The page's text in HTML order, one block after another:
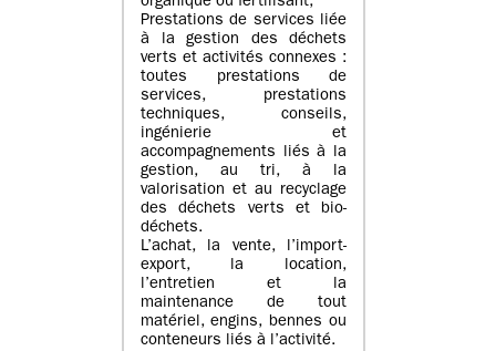
Prestations de services liée
à la gestion des déchets
verts et activités connexes :
toutes prestations de
services, prestations
techniques, conseils,
ingénierie et
accompagnements liés à la
gestion, au tri, à la
valorisation et au recyclage
des déchets verts et bio-
déchets.
L’achat, la vente, l’import-
export, la location,
l’entretien et la
maintenance de tout
matériel, engins, bennes ou
conteneurs liés à l’activité.